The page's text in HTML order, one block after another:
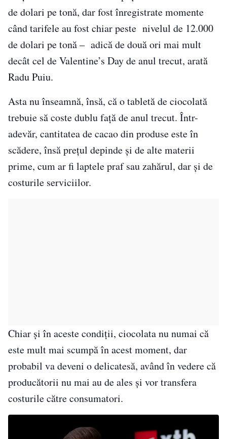
de dolari pe tonă, dar fost înregistrate momente
când tarifele au fost chiar peste nivelul de 12.000
de dolari pe tonă – adică de două ori mai mult
decât cel de Valentine’s Day de anul trecut, arată
Radu Puiu.
Asta nu înseamnă, însă, că o tabletă de ciocolată
trebuie să coste dublu față de anul trecut. Într-
adevăr, cantitatea de cacao din produse este în
scădere, însă prețul depinde și de alte materii
prime, cum ar fi laptele praf sau zahărul, dar și de
costurile serviciilor.
Chiar și în aceste condiții, ciocolata nu numai că
este mult mai scumpă în acest moment, dar
probabil va deveni o delicatesă, având în vedere că
producătorii nu mai au de ales și vor transfera
costurile către consumatori.